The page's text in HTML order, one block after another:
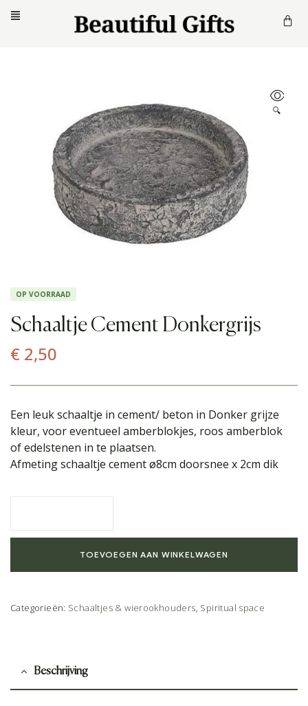
🔍
OP VOORRAAD
Schaaltje Cement Donkergrijs
€ 2,50
Een leuk schaaltje in cement/ beton in Donker grijze
kleur, voor eventueel amberblokjes, roos amberblok
of edelstenen in te plaatsen.
Afmeting schaaltje cement ø8cm doorsnee x 2cm dik
TOEVOEGEN AAN WINKELWAGEN
Categorieën: Schaaltjes & wierookhouders, Spiritual space
Beschrijving